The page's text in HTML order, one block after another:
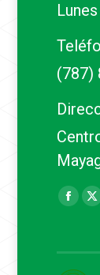
(787)
Find
in